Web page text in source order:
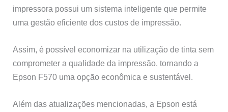
impressora possui um sistema inteligente que permite
uma gestão eficiente dos custos de impressão.
Assim, é possível economizar na utilização de tinta sem
comprometer a qualidade da impressão, tornando a
Epson F570 uma opção econômica e sustentável.
Além das atualizações mencionadas, a Epson está